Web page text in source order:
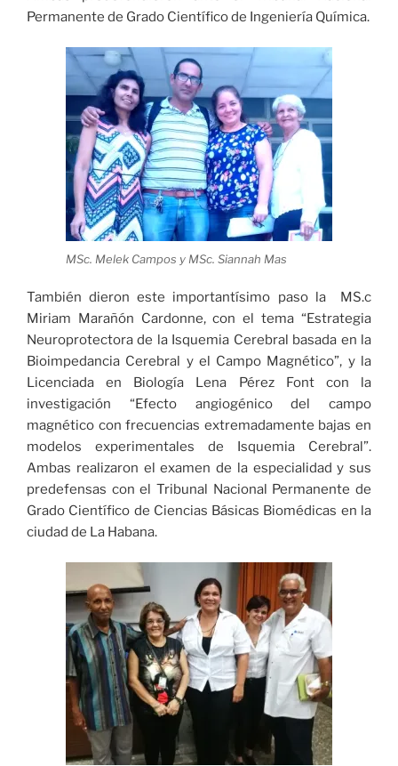
Permanente de Grado Científico de Ingeniería Química.
MSc. Melek Campos y MSc. Siannah Mas
También dieron este importantísimo paso la MS.c
Miriam Marañón Cardonne, con el tema “Estrategia
Neuroprotectora de la Isquemia Cerebral basada en la
Bioimpedancia Cerebral y el Campo Magnético”, y la
Licenciada en Biología Lena Pérez Font con la
investigación “Efecto angiogénico del campo
magnético con frecuencias extremadamente bajas en
modelos experimentales de Isquemia Cerebral”.
Ambas realizaron el examen de la especialidad y sus
predefensas con el Tribunal Nacional Permanente de
Grado Científico de Ciencias Básicas Biomédicas en la
ciudad de La Habana.